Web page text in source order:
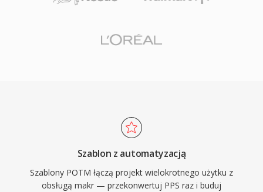
Szablon z automatyzacją
Szablony POTM łączą projekt wielokrotnego użytku z
obsługą makr — przekonwertuj PPS raz i buduj